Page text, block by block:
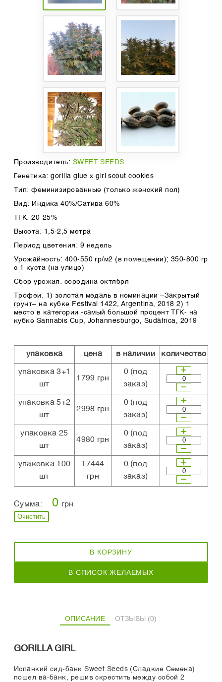
Производитель: SWEET SEEDS
Генетика: gorilla glue x girl scout cookies
Тип: феминизированные (только женский пол)
Вид: Индика 40%/Сатива 60%
ТГК: 20-25%
Высота: 1,5-2,5 метра
Период цветения: 9 недель
Урожайность: 400-550 гр/м2 (в помещении); 350-800 гр
с 1 куста (на улице)
Сбор урожая: середина октября
Трофеи: 1) золотая медаль в номинации –Закрытый
грунт– на кубке Festival 1422, Argentina, 2018 2) 1
место в категории -самый большой процент ТГК- на
кубке Sannabis Cup, Johannesburgo, Sudáfrica, 2019
упаковка цена в наличии количество
упаковка 3+1
шт
1799 грн
0(под
заказ)
упаковка 5+2
шт
2998 грн
0(под
заказ)
упаковка 25
шт
4980 грн
0(под
заказ)
упаковка 100
шт
17444
грн
0(под
заказ)
Сумма: 0 грн
Очистить
В КОРЗИНУ
В СПИСОК ЖЕЛАЕМЫХ
ОПИСАНИЕ ОТЗЫВЫ (0)
GORILLA GIRL
Испанкий сид-банк Sweet Seeds (Сладкие Семена)
пошел ва-банк, решив скрестить между собой 2